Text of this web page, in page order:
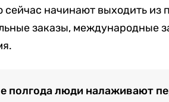
сейчас начинают выходить
заказы, международные
полгода люди налаживают